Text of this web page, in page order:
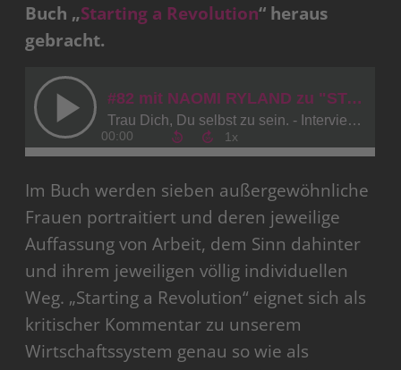
Buch „Starting a Revolution“ heraus
gebracht.
Im Buch werden sieben außergewöhnliche
Frauen portraitiert und deren jeweilige
Auffassung von Arbeit, dem Sinn dahinter
und ihrem jeweiligen völlig individuellen
Weg. „Starting a Revolution“ eignet sich als
kritischer Kommentar zu unserem
Wirtschaftssystem genau so wie als